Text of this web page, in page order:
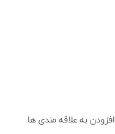
افزودن به علاقه مندی ها